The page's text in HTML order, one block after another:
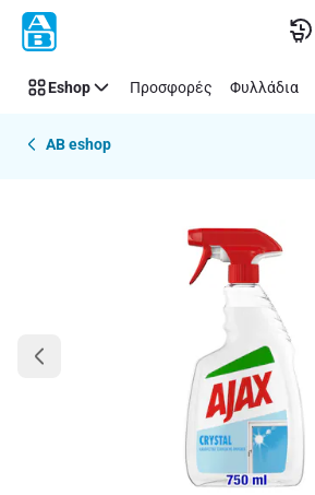
Παράλειψη
Eshop Προσφορές Φυλλάδια
AB eshop